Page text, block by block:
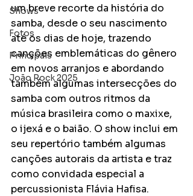
Shows
Fotos
Principais
João Rock 2025
um breve recorte da história do
samba, desde o seu nascimento
até os dias de hoje, trazendo
canções emblemáticas do gênero
em novos arranjos e abordando
também algumas intersecções do
samba com outros ritmos da
música brasileira como o maxixe,
o ijexá e o baião. O show inclui em
seu repertório também algumas
canções autorais da artista e traz
como convidada especial a
percussionista Flávia Hafisa.